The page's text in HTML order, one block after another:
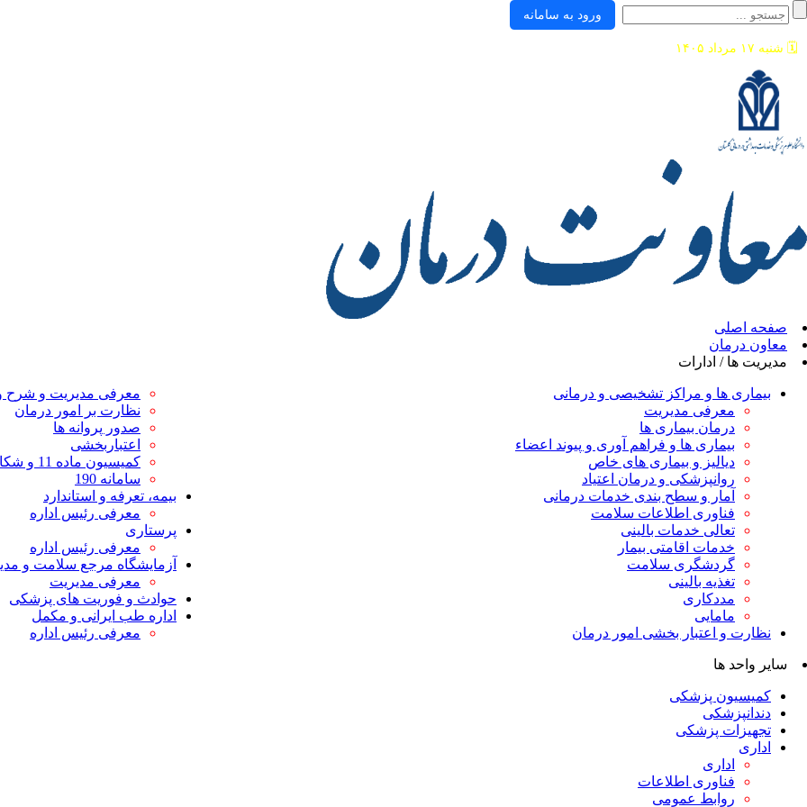
ورود به سامانه
🗓️ شنبه ۱۷ مرداد ۱۴۰۵
صفحه اصلی
معاون درمان
مدیریت ها / ادارات
بیماری ها و مراکز تشخیصی و درمانی
معرفی مدیریت
درمان بیماری ها
بیماری ها و فراهم آوری و پیوند اعضاء
دیالیز و بیماری های خاص
روانپزشکی و درمان اعتیاد
آمار و سطح بندی خدمات درمانی
فناوری اطلاعات سلامت
تعالی خدمات بالینی
خدمات اقامتی بیمار
گردشگری سلامت
تغذیه بالینی
مددکاری
مامایی
نظارت و اعتبار بخشی امور درمان
معرفی مدیریت و شرح
نظارت بر امور درمان
صدور پروانه ها
اعتباربخشی
کمیسیون ماده 11 و شکایات
سامانه 190
بیمه، تعرفه و استاندارد
معرفی رئیس اداره
پرستاری
معرفی رئیس اداره
آزمایشگاه مرجع سلامت و
معرفی مدیریت
حوادث و فوریت های پزشکی
اداره طب ایرانی و مکمل
معرفی رئیس اداره
سایر واحد ها
کمیسیون پزشکی
دندانپزشکی
تجهیزات پزشکی
اداری
اداری
فناوری اطلاعات
روابط عمومی